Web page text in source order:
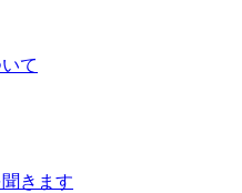
て
きます